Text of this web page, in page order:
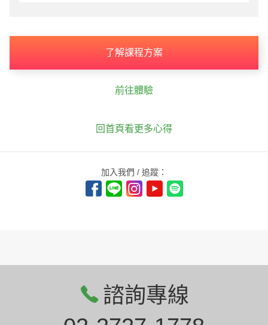
了解課程方案
前往體驗
回首頁看更多心得
加入我們 / 追蹤：
諮詢專線